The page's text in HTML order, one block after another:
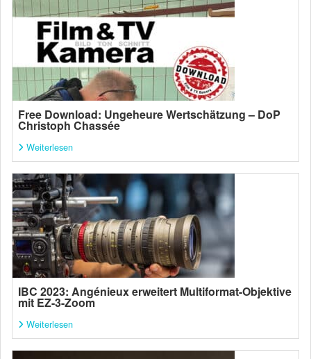
Free Download: Ungeheure Wertschätzung – DoP
Christoph Chassée
Weiterlesen
IBC 2023: Angénieux erweitert Multiformat-Objektive
mit EZ-3-Zoom
Weiterlesen